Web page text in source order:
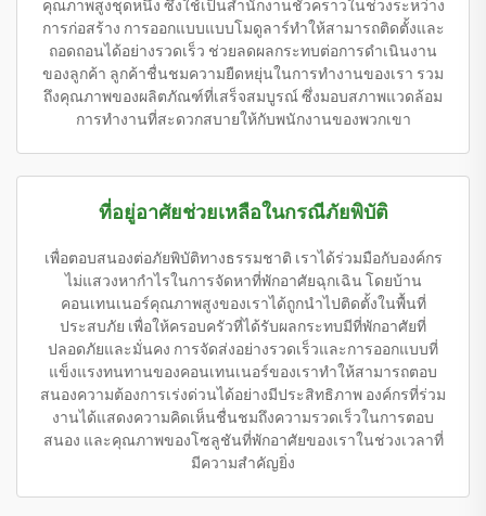
คุณภาพสูงชุดหนึ่ง ซึ่งใช้เป็นสำนักงานชั่วคราวในช่วงระหว่าง
การก่อสร้าง การออกแบบแบบโมดูลาร์ทำให้สามารถติดตั้งและ
ถอดถอนได้อย่างรวดเร็ว ช่วยลดผลกระทบต่อการดำเนินงาน
ของลูกค้า ลูกค้าชื่นชมความยืดหยุ่นในการทำงานของเรา รวม
ถึงคุณภาพของผลิตภัณฑ์ที่เสร็จสมบูรณ์ ซึ่งมอบสภาพแวดล้อม
การทำงานที่สะดวกสบายให้กับพนักงานของพวกเขา
ที่อยู่อาศัยช่วยเหลือในกรณีภัยพิบัติ
เพื่อตอบสนองต่อภัยพิบัติทางธรรมชาติ เราได้ร่วมมือกับองค์กร
ไม่แสวงหากำไรในการจัดหาที่พักอาศัยฉุกเฉิน โดยบ้าน
คอนเทนเนอร์คุณภาพสูงของเราได้ถูกนำไปติดตั้งในพื้นที่
ประสบภัย เพื่อให้ครอบครัวที่ได้รับผลกระทบมีที่พักอาศัยที่
ปลอดภัยและมั่นคง การจัดส่งอย่างรวดเร็วและการออกแบบที่
แข็งแรงทนทานของคอนเทนเนอร์ของเราทำให้สามารถตอบ
สนองความต้องการเร่งด่วนได้อย่างมีประสิทธิภาพ องค์กรที่ร่วม
งานได้แสดงความคิดเห็นชื่นชมถึงความรวดเร็วในการตอบ
สนอง และคุณภาพของโซลูชันที่พักอาศัยของเราในช่วงเวลาที่
มีความสำคัญยิ่ง